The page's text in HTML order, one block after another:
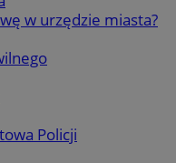
w urzędzie miasta?
Policji